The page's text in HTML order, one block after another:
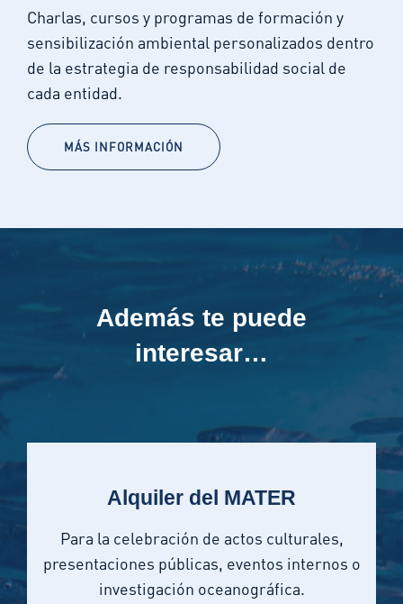
Charlas, cursos y programas de formación y
sensibilización ambiental personalizados dentro
de la estrategia de responsabilidad social de
cada entidad.
MÁS INFORMACIÓN
Además te puede
interesar…
Alquiler del MATER
Para la celebración de actos culturales,
presentaciones públicas, eventos internos o
investigación oceanográfica.